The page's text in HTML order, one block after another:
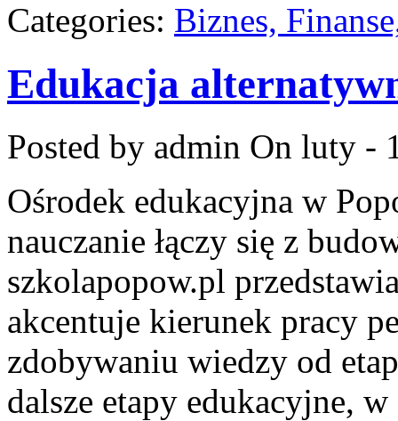
Categories: Biznes,
Edukacja
Posted by admin On luty -
Ośrodek edukacyjna w
nauczanie łączy się z
szkolapopow.pl
akcentuje kierunek pracy
zdobywaniu wiedzy od
dalsze etapy edukacyjne,